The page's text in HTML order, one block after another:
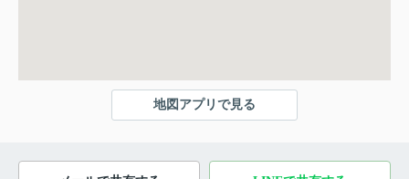
地図アプリで見る